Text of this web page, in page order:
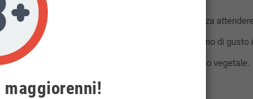
(pronto per essere diluito a 60ml, senza
. Questo consente di avere uno svapo intenso e pieno di
nonostante la maggiore percentuale di glicerolo vegetale.
aromi e basi neutre per sigaretta elettronica.